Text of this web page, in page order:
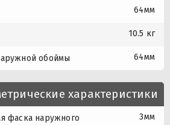
64мм
10.5 кг
обоймы 64мм
характеристики
фаска наружного
3мм